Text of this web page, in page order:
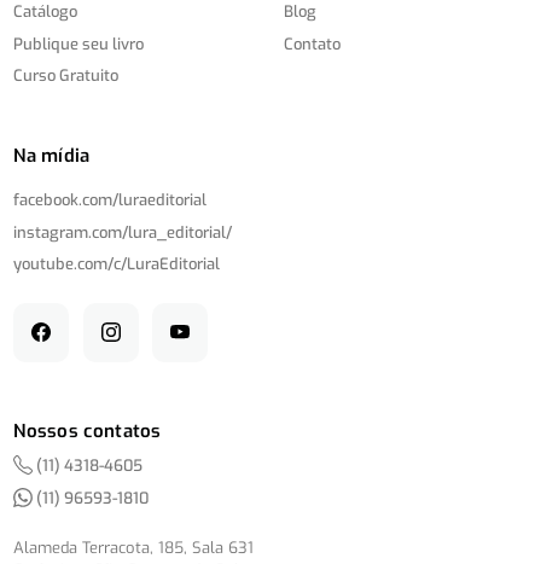
Catálogo
Publique seu livro
Curso Gratuito
Blog
Contato
Na mídia
facebook.com/luraeditorial
instagram.com/lura_editorial/
youtube.com/c/LuraEditorial
Nossos contatos
(11) 4318-4605
(11) 96593-1810
Alameda Terracota, 185, Sala 631